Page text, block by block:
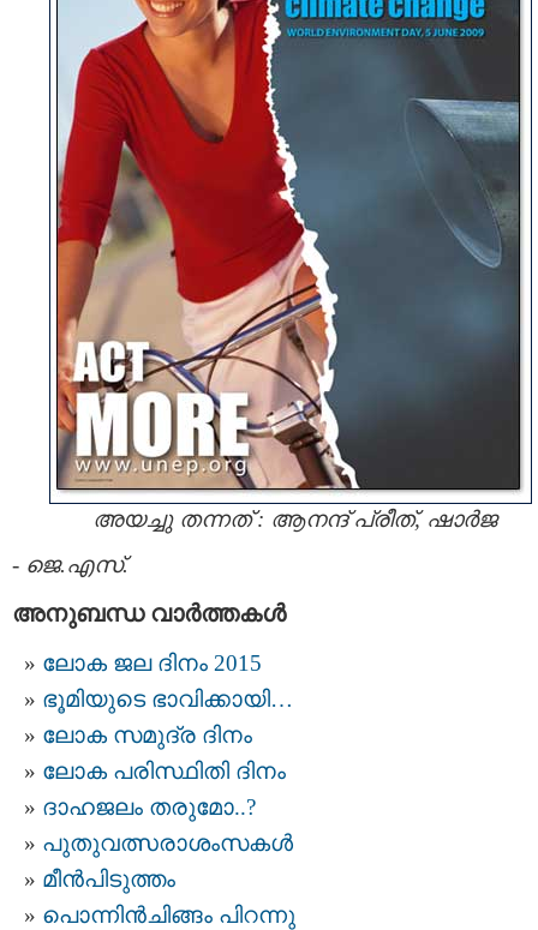
അയച്ചു തന്നത് : ആനന്ദ് പ്രീത്, ഷാര്‍ജ
- ജെ.എസ്.
അനുബന്ധ വാര്‍ത്തകള്‍
ലോക ജല ദിനം 2015
ഭൂമിയുടെ ഭാവിക്കായി…
ലോക സമുദ്ര ദിനം
ലോക പരിസ്ഥിതി ദിനം
ദാഹജലം തരുമോ..?
പുതുവത്സരാശംസകള്‍
മീന്‍പിടുത്തം
പൊന്നിന്‍ചിങ്ങം പിറന്നു